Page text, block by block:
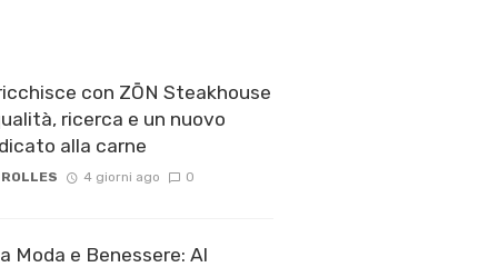
con ZŌN Steakhouse
ricerca e un nuovo
alla carne
4 giorni ago 0
Moda e Benessere: Al